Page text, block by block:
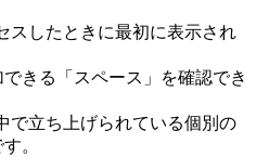
スしたときに最初に表示され
きる「スペース」を確認でき
で立ち上げられている個別の
。